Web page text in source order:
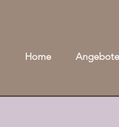
Home Angebote